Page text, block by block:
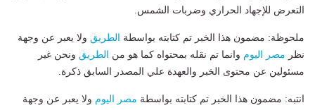
التعرض للإجهاد الحراري وضربات الشمس.
ملحوظة: مضمون هذا الخبر تم كتابته بواسطة الطريق ولا يعبر عن وجهة
نظر مصر اليوم وانما تم نقله بمحتواه كما هو من الطريق ونحن غير
مسئولين عن محتوى الخبر والعهدة علي المصدر السابق ذكرة.
انتبه: مضمون هذا الخبر تم كتابته بواسطة مصر اليوم ولا يعبر عن وجهة